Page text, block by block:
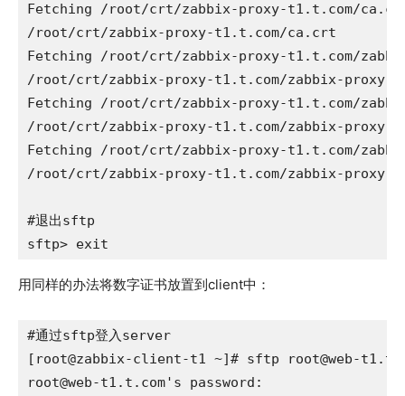
Fetching /root/crt/zabbix-proxy-t1.t.com/
/root/crt/zabbix-proxy-t1.t.com/
Fetching /root/crt/zabbix-proxy-t1.t.com/
/root/crt/zabbix-proxy-t1.t.com/
Fetching /root/crt/zabbix-proxy-t1.t.com/
/root/crt/zabbix-proxy-t1.t.com/
Fetching /root/crt/zabbix-proxy-t1.t.com/
/root/crt/zabbix-proxy-t1.t.com/zabbix-
#退出sftp
sftp> exit
用同样的办法将数字证书放置到client中：
#通过sftp登入server
[root@zabbix-client-t1 ~]# sftp
root@web-
root@web-t1.t.com's password: